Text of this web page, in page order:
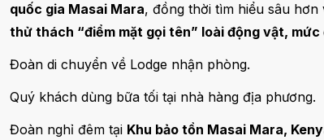
quốc gia Masai Mara, đồng thời tìm hiểu sâu
thử thách “điểm mặt gọi tên” loài động vật,
Đoàn di chuyển về Lodge nhận phòng.
Quý khách dùng bữa tối tại nhà hàng địa phương.
Đoàn nghỉ đêm tại Khu bảo tồn Masai Mara,